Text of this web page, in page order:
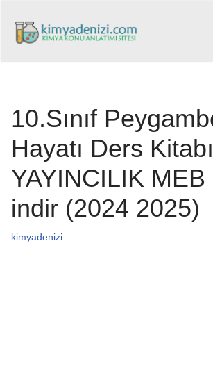
İçeriğe
10.Sınıf
Hayatı Ders
YAYINCILIK MEB
indir (2024 2025)
kimyadenizi